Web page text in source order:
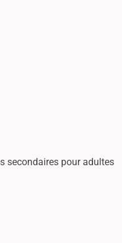
secondaires pour adultes